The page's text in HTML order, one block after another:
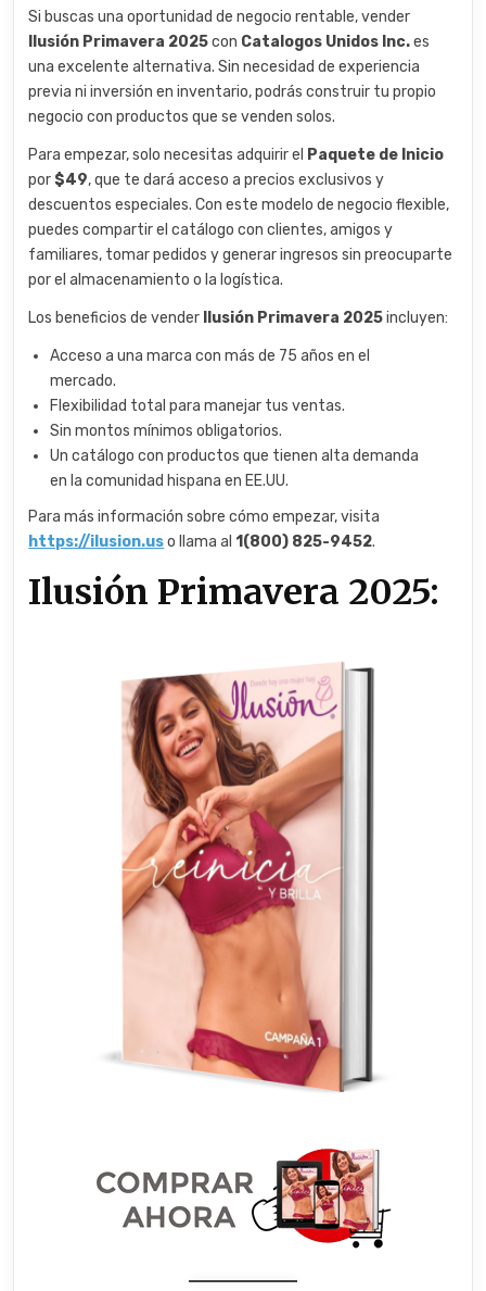
Si buscas una oportunidad de negocio rentable, vender
Ilusión Primavera 2025con Catalogos Unidos Inc.es
una excelente alternativa. Sin necesidad de experiencia
previa ni inversión en inventario, podrás construir tu propio
negocio con productos que se venden solos.
Para empezar, solo necesitas adquirir el Paquete de Inicio
por$49, que te dará acceso a precios exclusivos y
descuentos especiales. Con este modelo de negocio flexible,
puedes compartir el catálogo con clientes, amigos y
familiares, tomar pedidos y generar ingresos sin preocuparte
por el almacenamiento o la logística.
Los beneficios de vender Ilusión Primavera 2025incluyen:
Acceso a una marca con más de 75 años en el
mercado.
Flexibilidad total para manejar tus ventas.
Sin montos mínimos obligatorios.
Un catálogo con productos que tienen alta demanda
en la comunidad hispana en EE.UU.
Para más información sobre cómo empezar, visita
https://ilusion.uso llama al1(800) 825-9452.
Ilusión Primavera 2025: